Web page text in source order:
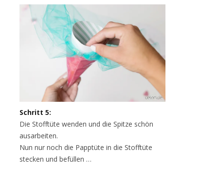
Schritt 5:
Die Stofftüte wenden und die Spitze schön
ausarbeiten.
Nun nur noch die Papptüte in die Stofftüte
stecken und befüllen …